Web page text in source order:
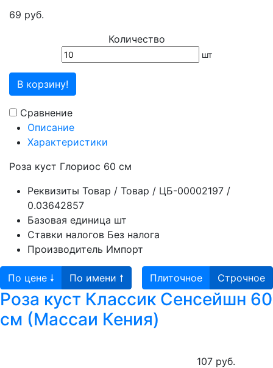
69 руб.
Количество
шт
В корзину!
Сравнение
Описание
Характеристики
Роза куст Глориос 60 см
Реквизиты Товар / Товар / ЦБ-00002197 /
0.03642857
Базовая единица шт
Ставки налогов Без налога
Производитель Импорт
По цене 🠗 По имени 🠕 Плиточное Строчное
Роза куст Классик Сенсейшн 60
см (Массаи Кения)
107 руб.